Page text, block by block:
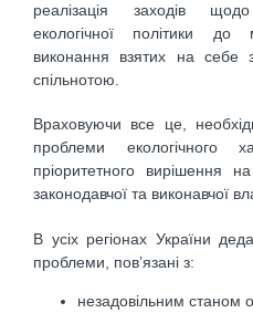
реалізація заходів
екологічної політики до
виконання взятих на себе
спільнотою.
Враховуючи все це,
проблеми екологічного
пріоритетного вирішення
законодавчої та виконавчої
В усіх регіонах України
проблеми, пов’язані з:
незадовільним станом